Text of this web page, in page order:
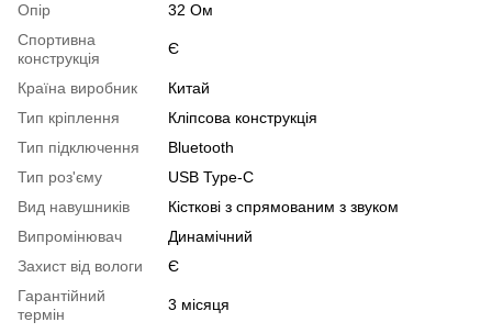
Опір
32 Ом
Спортивна
конструкція
Є
Країна виробник
Китай
Тип кріплення
Кліпсова конструкція
Тип підключення
Bluetooth
Тип роз'єму
USB Type-C
Вид навушників
Кісткові з спрямованим з звуком
Випромінювач
Динамічний
Захист від вологи
Є
Гарантійний
термін
3 місяця